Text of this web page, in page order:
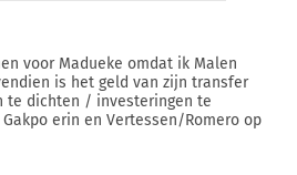
voor Madueke omdat ik Malen
is het geld van zijn transfer
te dichten / investeringen te
erin en Vertessen/Romero op